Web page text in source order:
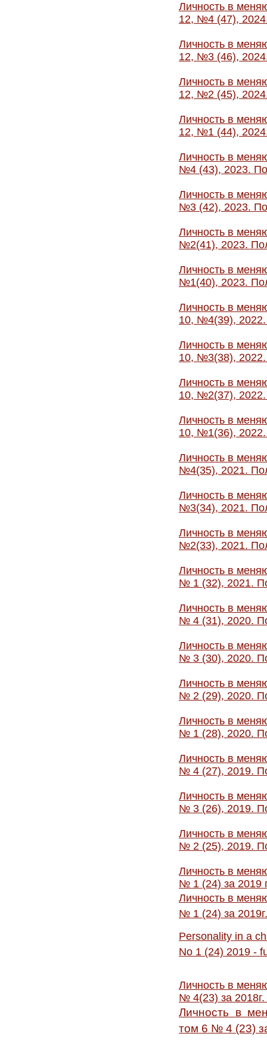
Личность в
12, №4 (47),
Личность в
12, №3 (46),
Личность в
12, №2 (45),
Личность в
12, №1 (44),
Личность в
№4 (43), 2023.
Личность в
№3 (42), 2023.
Личность в
№2(41), 2023.
Личность в
№1(40), 2023.
Личность в
10, №4(39),
Личность в
10, №3(38),
Личность в
10, №2(37),
Личность в
10, №1(36),
Личность в
№4(35), 2021.
Личность в
№3(34), 2021.
Личность в
№2(33), 2021.
Личность в
№ 1 (32), 2021.
Личность в
№ 4 (31), 2020.
Личность в
№ 3 (30), 2020.
Личность в
№ 2 (29), 2020.
Личность в
№ 1 (28), 2020.
Личность в
№ 4 (27), 2019.
Личность в
№ 3 (26), 2019.
Личность в
№ 2 (25), 2019.
Личность в
№ 1 (24) за 2019
Личность в
№ 1 (24) за
Personality in a
No 1 (24) 2019 -
Личность в
№ 4(23) за
Личность в
том 6 № 4 (23)